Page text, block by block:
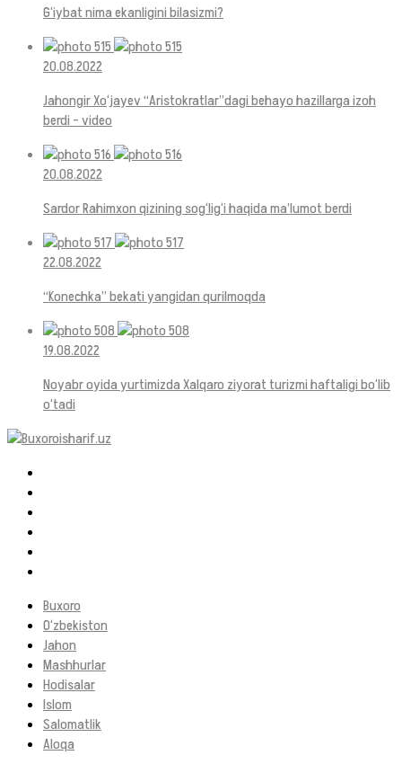
G‘iybat nima ekanligini bilasizmi?
20.08.2022
Jahongir Xo‘jayev “Aristokratlar”dagi behayo hazillarga izoh
berdi – video
20.08.2022
Sardor Rahimxon qizining sog‘lig‘i haqida ma’lumot berdi
22.08.2022
“Konechka” bekati yangidan qurilmoqda
19.08.2022
Noyabr oyida yurtimizda Xalqaro ziyorat turizmi haftaligi bo‘lib
o‘tadi
Buxoro
O‘zbekiston
Jahon
Mashhurlar
Hodisalar
Islom
Salomatlik
Aloqa